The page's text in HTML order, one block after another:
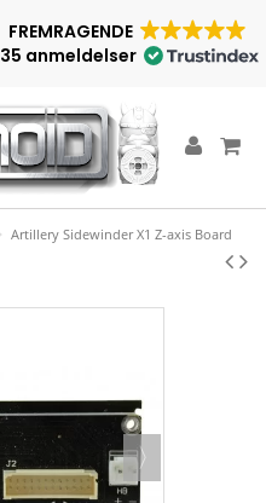
FREMRAGENDE
35 anmeldelser
Artillery Sidewinder X1 Z-axis Board